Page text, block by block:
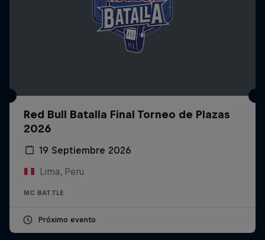
Red Bull Batalla Final Torneo de Plazas
2026
19 Septiembre 2026
Lima, Peru
MC BATTLE
Próximo evento